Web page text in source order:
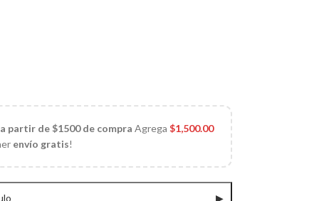
partir de $1500 de compra Agrega$1,500.00
envío gratis!
▶